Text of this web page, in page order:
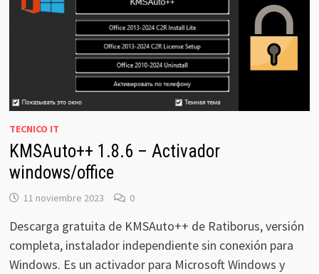
TECNICO IT
KMSAuto++ 1.8.6 – Activador
windows/office
11 noviembre 2023 0
Descarga gratuita de KMSAuto++ de Ratiborus, versión
completa, instalador independiente sin conexión para
Windows. Es un activador para Microsoft Windows y